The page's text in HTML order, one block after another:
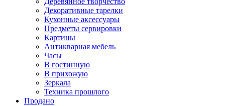
Декоративные тарелки
Кухонные аксессуары
Предметы сервировки
Картины
Антикварная мебель
Часы
В гостинную
В прихожую
Зеркала
Техника прошлого
Продано